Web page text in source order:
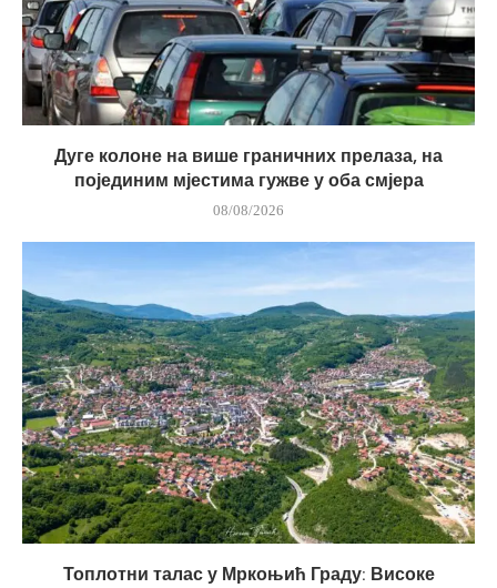
Дуге колоне на више граничних прелаза, на
појединим мјестима гужве у оба смјера
08/08/2026
Топлотни талас у Мркоњић Граду: Високе